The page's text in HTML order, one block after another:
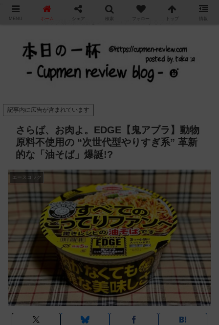
カップ麺の新商品をレビュー / アレンジするブログ
記事内に広告が含まれています
さらば、お肉よ。EDGE【鬼アブラ】動物
原料不使用の “次世代型やりすぎ系” 革新
的な「油そば」爆誕!?
エースコック
MENU ホーム シェア 検索 フォロー トップ 情報